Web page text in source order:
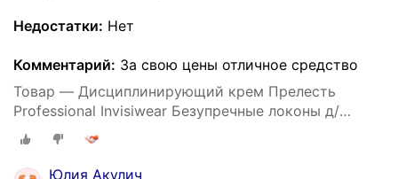
Недостатки: Нет
Комментарий: За свою цены отличное средство
Товар — Дисциплинирующий крем Прелесть
Professional Invisiwear Безупречные локоны д/
укладки кудрявых и волнистых волос, 150 мл
Юлия Акулич